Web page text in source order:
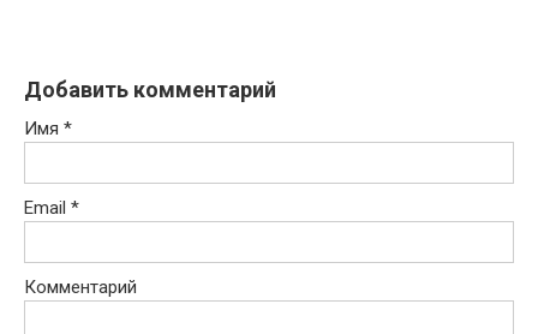
Добавить комментарий
Имя *
Email *
Комментарий